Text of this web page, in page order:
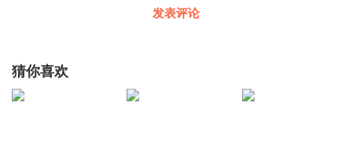
发表评论
猜你喜欢